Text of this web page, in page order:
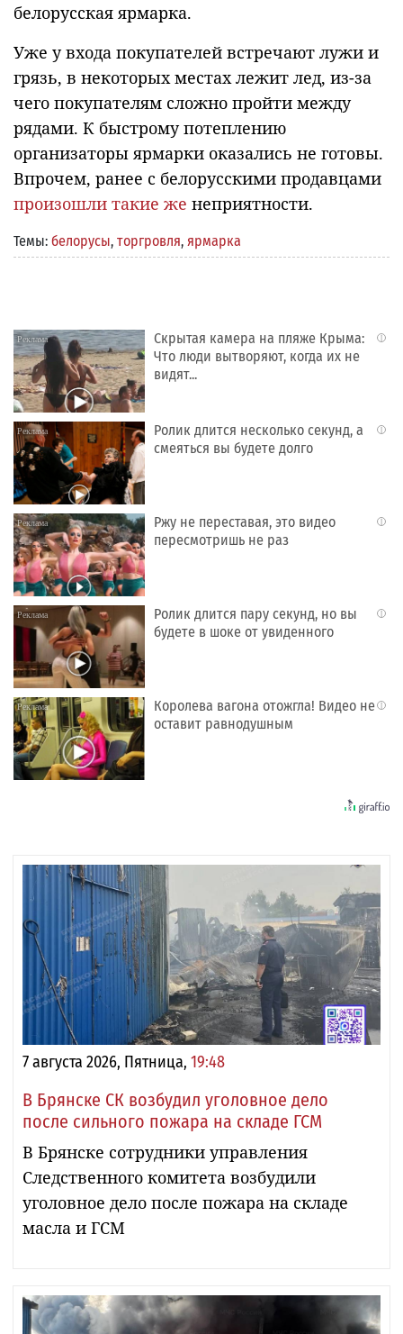
белорусская ярмарка.
Уже у входа покупателей встречают лужи и
грязь, в некоторых местах лежит лед, из-за
чего покупателям сложно пройти между
рядами. К быстрому потеплению
организаторы ярмарки оказались не готовы.
Впрочем, ранее с белорусскими продавцами
произошли такие же неприятности.
Темы: белорусы, торгровля, ярмарка
i
Скрытая камера на пляже Крыма:
Что люди вытворяют, когда их не
видят...
i
Ролик длится несколько секунд, а
смеяться вы будете долго
i
Ржу не переставая, это видео
пересмотришь не раз
i
Ролик длится пару секунд, но вы
будете в шоке от увиденного
i
Королева вагона отожгла! Видео не
оставит равнодушным
7 августа 2026, Пятница, 19:48
В Брянске СК возбудил уголовное дело
после сильного пожара на складе ГСМ
В Брянске сотрудники управления
Следственного комитета возбудили
уголовное дело после пожара на складе
масла и ГСМ